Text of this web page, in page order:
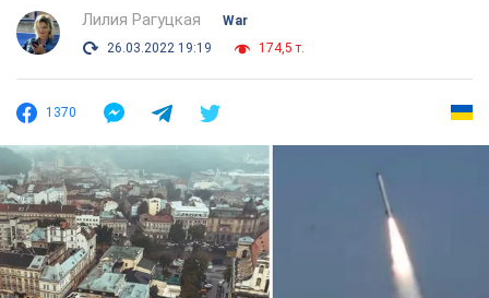
Лилия Рагуцкая
War
26.03.2022 19:19
174,5 т.
1370